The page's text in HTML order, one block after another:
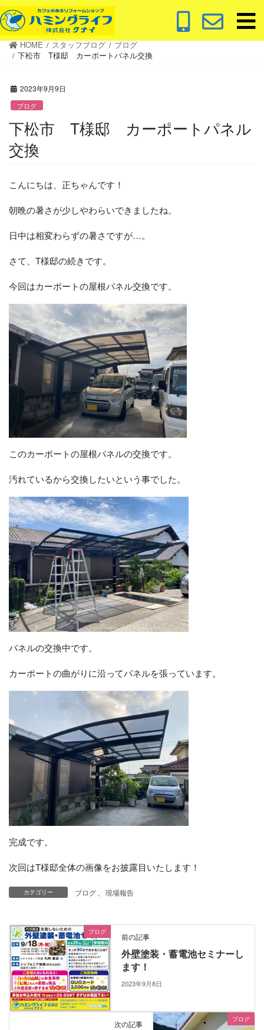
コ
ン
テ
ナ
ビ
ゲ
HOME スタッフブログ
ブログ
下松市 T様邸 カーポートパネル交換
2023年9月9日
ブログ
下松市 T様邸 カーポートパネル
交換
こんにちは、正ちゃんです！
朝晩の暑さが少しやわらいできましたね。
日中は相変わらずの暑さですが…。
さて、T様邸の続きです。
今回はカーポートの屋根パネル交換です。
このカーポートの屋根パネルの交換です。
汚れているから交換したいという事でした。
パネルの交換中です。
カーポートの曲がりに沿ってパネルを張っています。
完成です。
次回はT様邸全体の画像をお披露目いたします！
カテゴリー ブログ 現場報告
ブログ 前の記事
外壁塗装・蓄電池セミナーし
ます！
2023年9月8日
ブログ
次の記事